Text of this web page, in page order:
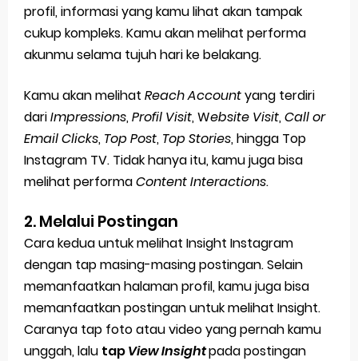
profil, informasi yang kamu lihat akan tampak
cukup kompleks. Kamu akan melihat performa
akunmu selama tujuh hari ke belakang.
Kamu akan melihat Reach Accountyang terdiri
dariImpressions,Profil Visit, Website Visit,Call or
Email Clicks, Top Post, Top Stories, hingga Top
Instagram TV. Tidak hanya itu, kamu juga bisa
melihat performaContent Interactions.
2. Melalui Postingan
Cara kedua untuk melihat Insight Instagram
dengan tap masing-masing postingan. Selain
memanfaatkan halaman profil, kamu juga bisa
memanfaatkan postingan untuk melihat Insight.
Caranya tap foto atau video yang pernah kamu
unggah, lalu tapView Insightpada postingan